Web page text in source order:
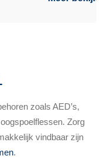
zoals AED’s,
Zorg
vindbaar zijn
.